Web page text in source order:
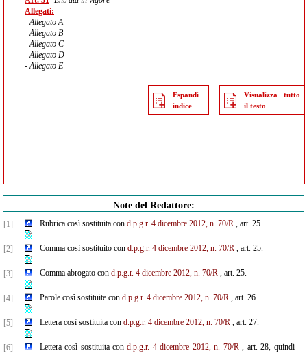
Allegati:
- Allegato A
- Allegato B
- Allegato C
- Allegato D
- Allegato E
Espandi
indice
Visualizza tutto
il testo
Note del Redattore:
[1] Rubrica così sostituita con d.p.g.r. 4 dicembre 2012, n. 70/R, art. 25.
[2] Comma così sostituito con d.p.g.r. 4 dicembre 2012, n. 70/R, art. 25.
[3] Comma abrogato con d.p.g.r. 4 dicembre 2012, n. 70/R, art. 25.
[4] Parole così sostituite con d.p.g.r. 4 dicembre 2012, n. 70/R, art. 26.
[5] Lettera così sostituita con d.p.g.r. 4 dicembre 2012, n. 70/R, art. 27.
[6] Lettera così sostituita cond.p.g.r. 4 dicembre 2012, n. 70/R, art. 28, quindi